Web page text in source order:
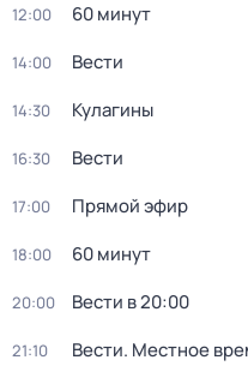
12:00 60 минут
14:00 Вести
14:30 Кулагины
16:30 Вести
17:00 Прямой эфир
18:00 60 минут
20:00 Вести в 20:00
21:10 Вести. Местное